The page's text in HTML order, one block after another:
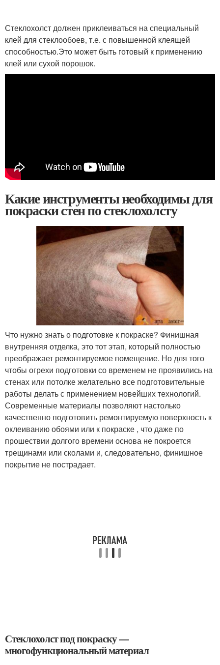
Стеклохолст должен приклеиваться на специальный
клей для стеклообоев, т.е. с повышенной клеящей
способностью.Это может быть готовый к применению
клей или сухой порошок.
Какие инструменты необходимы для
покраски стен по стеклохолсту
Что нужно знать о подготовке к покраске? Финишная
внутренняя отделка, это тот этап, который полностью
преображает ремонтируемое помещение. Но для того
чтобы огрехи подготовки со временем не проявились на
стенах или потолке желательно все подготовительные
работы делать с применением новейших технологий.
Современные материалы позволяют настолько
качественно подготовить ремонтируемую поверхность к
оклеиванию обоями или к покраске , что даже по
прошествии долгого времени основа не покроется
трещинами или сколами и, следовательно, финишное
покрытие не пострадает.
Стеклохолст под покраску —
многофункциональный материал